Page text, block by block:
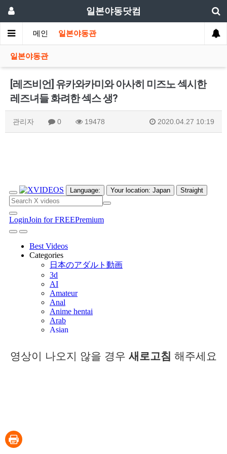
일본야동닷컴
메인 일본야동관
일본야동관
[레즈비언] 유카와카미와 아사히 미즈노 섹시한
레즈녀들 화려한 섹스 생?
관리자 0 19478 2020.04.27 10:19
영상이 나오지 않을 경우 새로고침 해주세요